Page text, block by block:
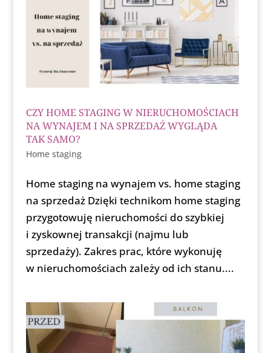
CZY HOME STAGING W NIERUCHOMOŚCIACH
NA WYNAJEM I NA SPRZEDAŻ WYGLĄDA
TAK SAMO?
Home staging
Home staging na wynajem vs. home staging
na sprzedaż Dzięki technikom home staging
przygotowuję nieruchomości do szybkiej
i zyskownej transakcji (najmu lub
sprzedaży). Zakres prac, które wykonuję
w nieruchomościach zależy od ich stanu....